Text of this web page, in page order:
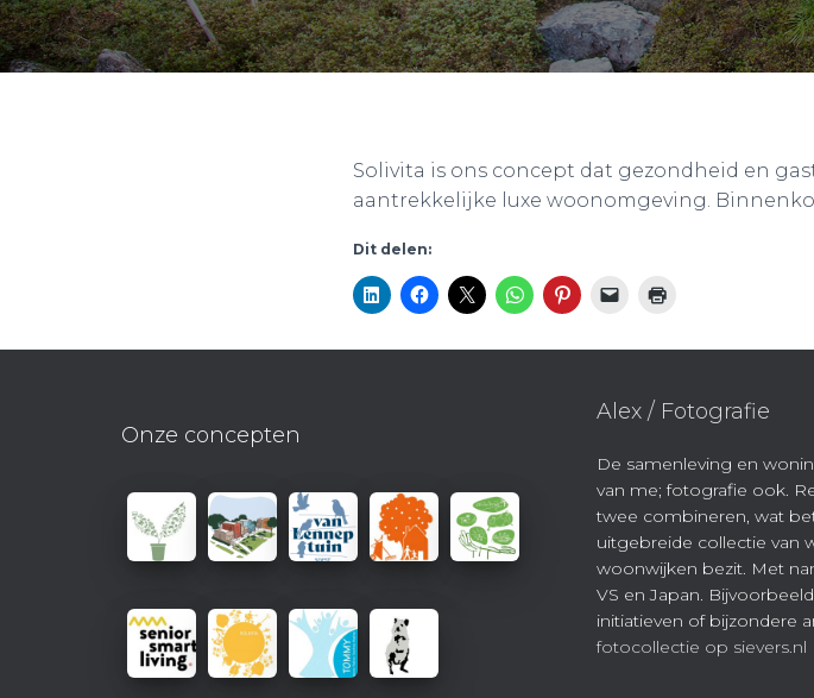
Solivita is ons concept dat gezondheid en
aantrekkelijke luxe woonomgeving.
Dit delen:
Onze concepten
Alex / Fotografie
De samenleving en
van me; fotografie ook.
twee combineren, wat
uitgebreide collectie van
woonwijken bezit. Met
VS en Japan.
initiatieven of bijzondere
fotocollectie op sievers.nl